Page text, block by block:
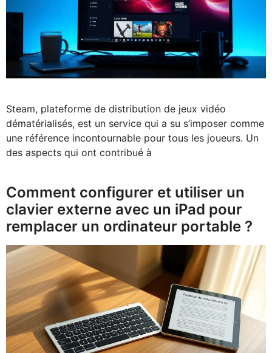
Steam, plateforme de distribution de jeux vidéo
dématérialisés, est un service qui a su s’imposer comme
une référence incontournable pour tous les joueurs. Un
des aspects qui ont contribué à
Comment configurer et utiliser un
clavier externe avec un iPad pour
remplacer un ordinateur portable ?